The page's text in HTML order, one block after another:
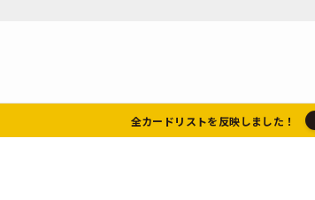
全カードリストを反映しました！